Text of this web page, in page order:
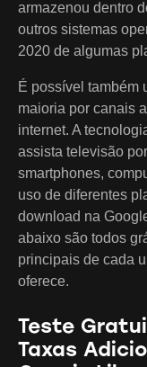
armazenou dentro
outros sistemas
2020 de algumas
É possível também
maioria por canais
internet. A
assista televisão
smartphones,
uso de diferentes
download na
abaixo são todos
principais de cada
oferece.
Teste
Taxas